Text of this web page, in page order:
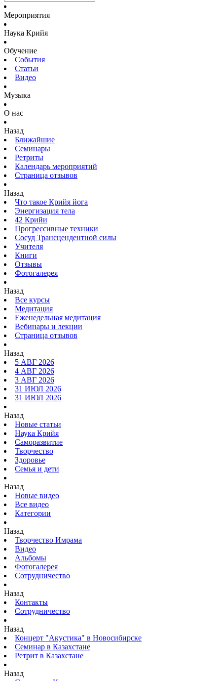
Мероприятия
Наука Крийя
Обучение
События
Статьи
Видео
Музыка
О нас
Назад
Ближайшие
Семинары
Ретриты
Календарь мероприятий
Страница отзывов
Назад
Что такое Крийя йога
Энергизация тела
42 Крийи
Прогрессивные техники
Сосуд Трансцендентной силы
Учителя
Книги
Отзывы
Фотогалерея
Назад
Все курсы
Медитация
Еженедельная медитация
Вебинары и лекции
Страница отзывов
Назад
5 АВГ 2026
4 АВГ 2026
3 АВГ 2026
31 ИЮЛ 2026
31 ИЮЛ 2026
Назад
Новые статьи
Наука Крийя
Саморазвитие
Творчество
Здоровье
Семья и дети
Назад
Новые видео
Все видео
Категории
Назад
Творчество Имрама
Видео
Альбомы
Фотогалерея
Сотрудничество
Назад
Контакты
Сотрудничество
Назад
Концерт "Акустика" в Новосибирске
Семинар в Казахстане
Ретрит в Казахстане
Назад